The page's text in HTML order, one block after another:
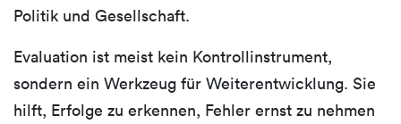
Politik und Gesellschaft.
Evaluation ist meist kein Kontrollinstrument,
sondern ein Werkzeug für Weiterentwicklung. Sie
hilft, Erfolge zu erkennen, Fehler ernst zu nehmen